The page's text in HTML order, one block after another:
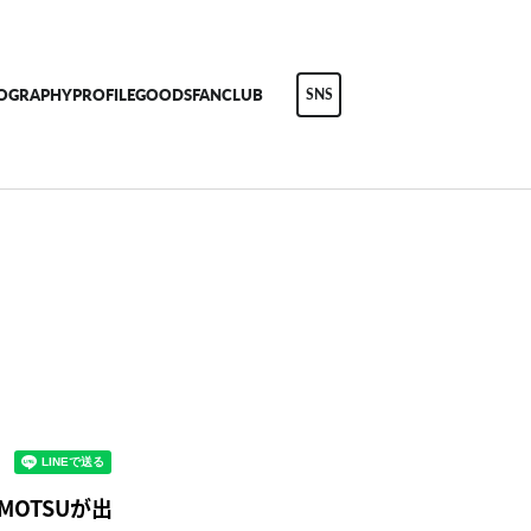
PROFILEGOODSFANCLUB SNS
が出